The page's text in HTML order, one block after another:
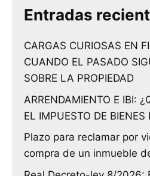
Entradas
CARGAS CURIOSAS EN
CUANDO EL PASADO
SOBRE LA PROPIEDAD
ARRENDAMIENTO E IBI:
EL IMPUESTO DE BIENES
Plazo para reclamar por
compra de un inmueble